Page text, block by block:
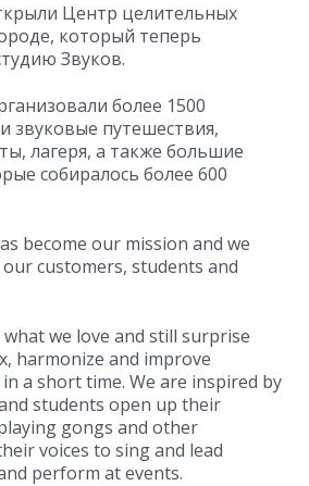
Центр целительных
который теперь
Звуков.
более 1500
звуковые путешествия,
лагеря, а также большие
собиралось более 600
become our mission and we
customers, students and
we love and still surprise
harmonize and improve
a short time. We are inspired by
students open up their
gongs and other
voices to sing and lead
perform at events.